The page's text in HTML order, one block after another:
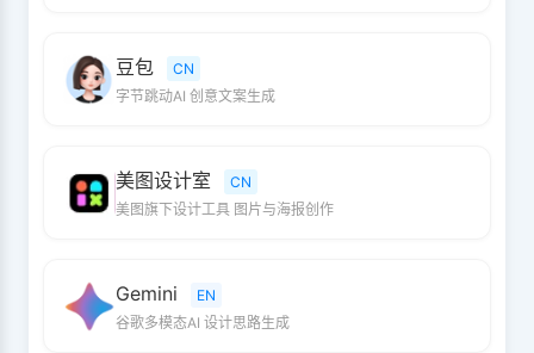
豆包
CN
字节跳动AI 创意文案生成
美图设计室
CN
美图旗下设计工具 图片与海报创作
Gemini
EN
谷歌多模态AI 设计思路生成